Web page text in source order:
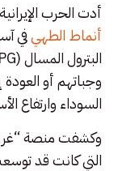
أدت الحرب
أنماط الطهيفي
وجباتهم أو
السوداء وارتفاع
وكشفت منصة
التي كانت قد